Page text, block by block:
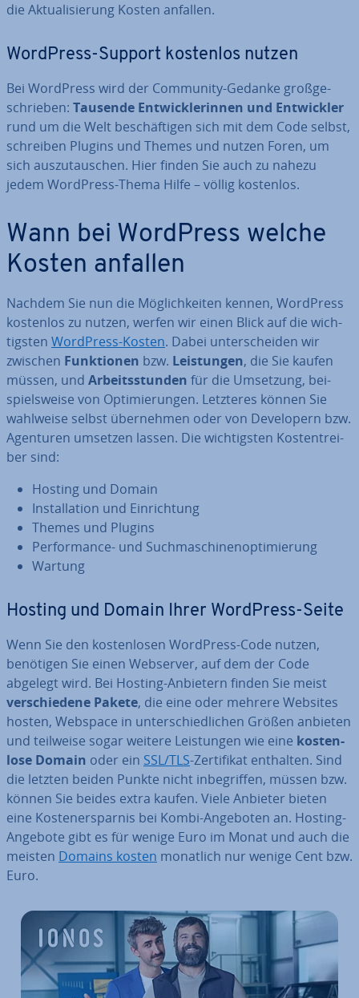
die Ak­tua­li­sie­rung Kosten anfallen.
WordPress-Support kostenlos nutzen
Bei WordPress wird der Community-Gedanke groß­ge­
schrie­ben: Tausende Ent­wick­le­rin­nen und Ent­wick­ler
rund um die Welt be­schäf­ti­gen sich mit dem Code selbst,
schreiben Plugins und Themes und nutzen Foren, um
sich aus­zu­tau­schen. Hier finden Sie auch zu nahezu
jedem WordPress-Thema Hilfe – völlig kostenlos.
Wann bei WordPress welche
Kosten anfallen
Nachdem Sie nun die Mög­lich­kei­ten kennen, WordPress
kostenlos zu nutzen, werfen wir einen Blick auf die wich­
tigs­ten WordPress-Kosten. Dabei un­ter­schei­den wir
zwischen Funk­tio­nen bzw. Leis­tun­gen, die Sie kaufen
müssen, und Ar­beits­stun­den für die Umsetzung, bei­
spiels­wei­se von Op­ti­mie­run­gen. Letzteres können Sie
wahlweise selbst über­neh­men oder von De­ve­l­o­pern bzw.
Agenturen umsetzen lassen. Die wich­tigs­ten Kos­ten­trei­
ber sind:
Hosting und Domain
In­stal­la­ti­on und Ein­rich­tung
Themes und Plugins
Per­for­mance- und Such­ma­schi­nen­op­ti­mie­rung
Wartung
Hosting und Domain Ihrer WordPress-Seite
Wenn Sie den kos­ten­lo­sen WordPress-Code nutzen,
benötigen Sie einen Webserver, auf dem der Code
abgelegt wird. Bei Hosting-Anbietern finden Sie meist
ver­schie­de­ne Pakete, die eine oder mehrere Websites
hosten, Webspace in un­ter­schied­li­chen Größen anbieten
und teilweise sogar weitere Leis­tun­gen wie eine kos­ten­
lo­se Domain oder ein SSL/TLS-Zer­ti­fi­kat enthalten. Sind
die letzten beiden Punkte nicht in­be­grif­fen, müssen bzw.
können Sie beides extra kaufen. Viele Anbieter bieten
eine Kos­ten­er­spar­nis bei Kombi-Angeboten an. Hosting-
Angebote gibt es für wenige Euro im Monat und auch die
meisten Domains kosten monatlich nur wenige Cent bzw.
Euro.